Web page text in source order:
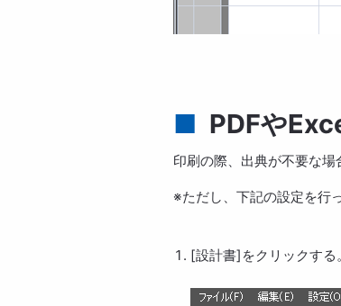
PDFや
印刷の際、出典が不要な場
※ただし、下記の設定を行
[設計書]をクリックする。